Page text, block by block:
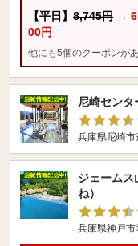
【平日】 8,745円 →
00円
他にも5個のクーポンがあ
尼崎セン
兵庫県尼崎
ジェームス
ね）
兵庫県神戸